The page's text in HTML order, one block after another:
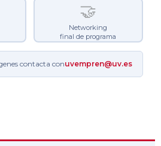
🤝
Networking
final de programa
contacta conuvempren@uv.es